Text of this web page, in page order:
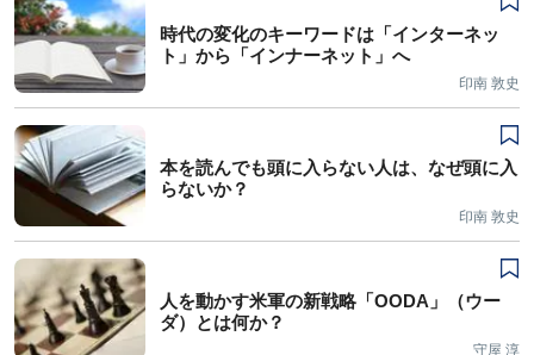
時代の変化のキーワードは「インターネッ
ト」から「インナーネット」へ
印南 敦史
本を読んでも頭に入らない人は、なぜ頭に入
らないか？
印南 敦史
人を動かす米軍の新戦略「OODA」（ウー
ダ）とは何か？
守屋 淳